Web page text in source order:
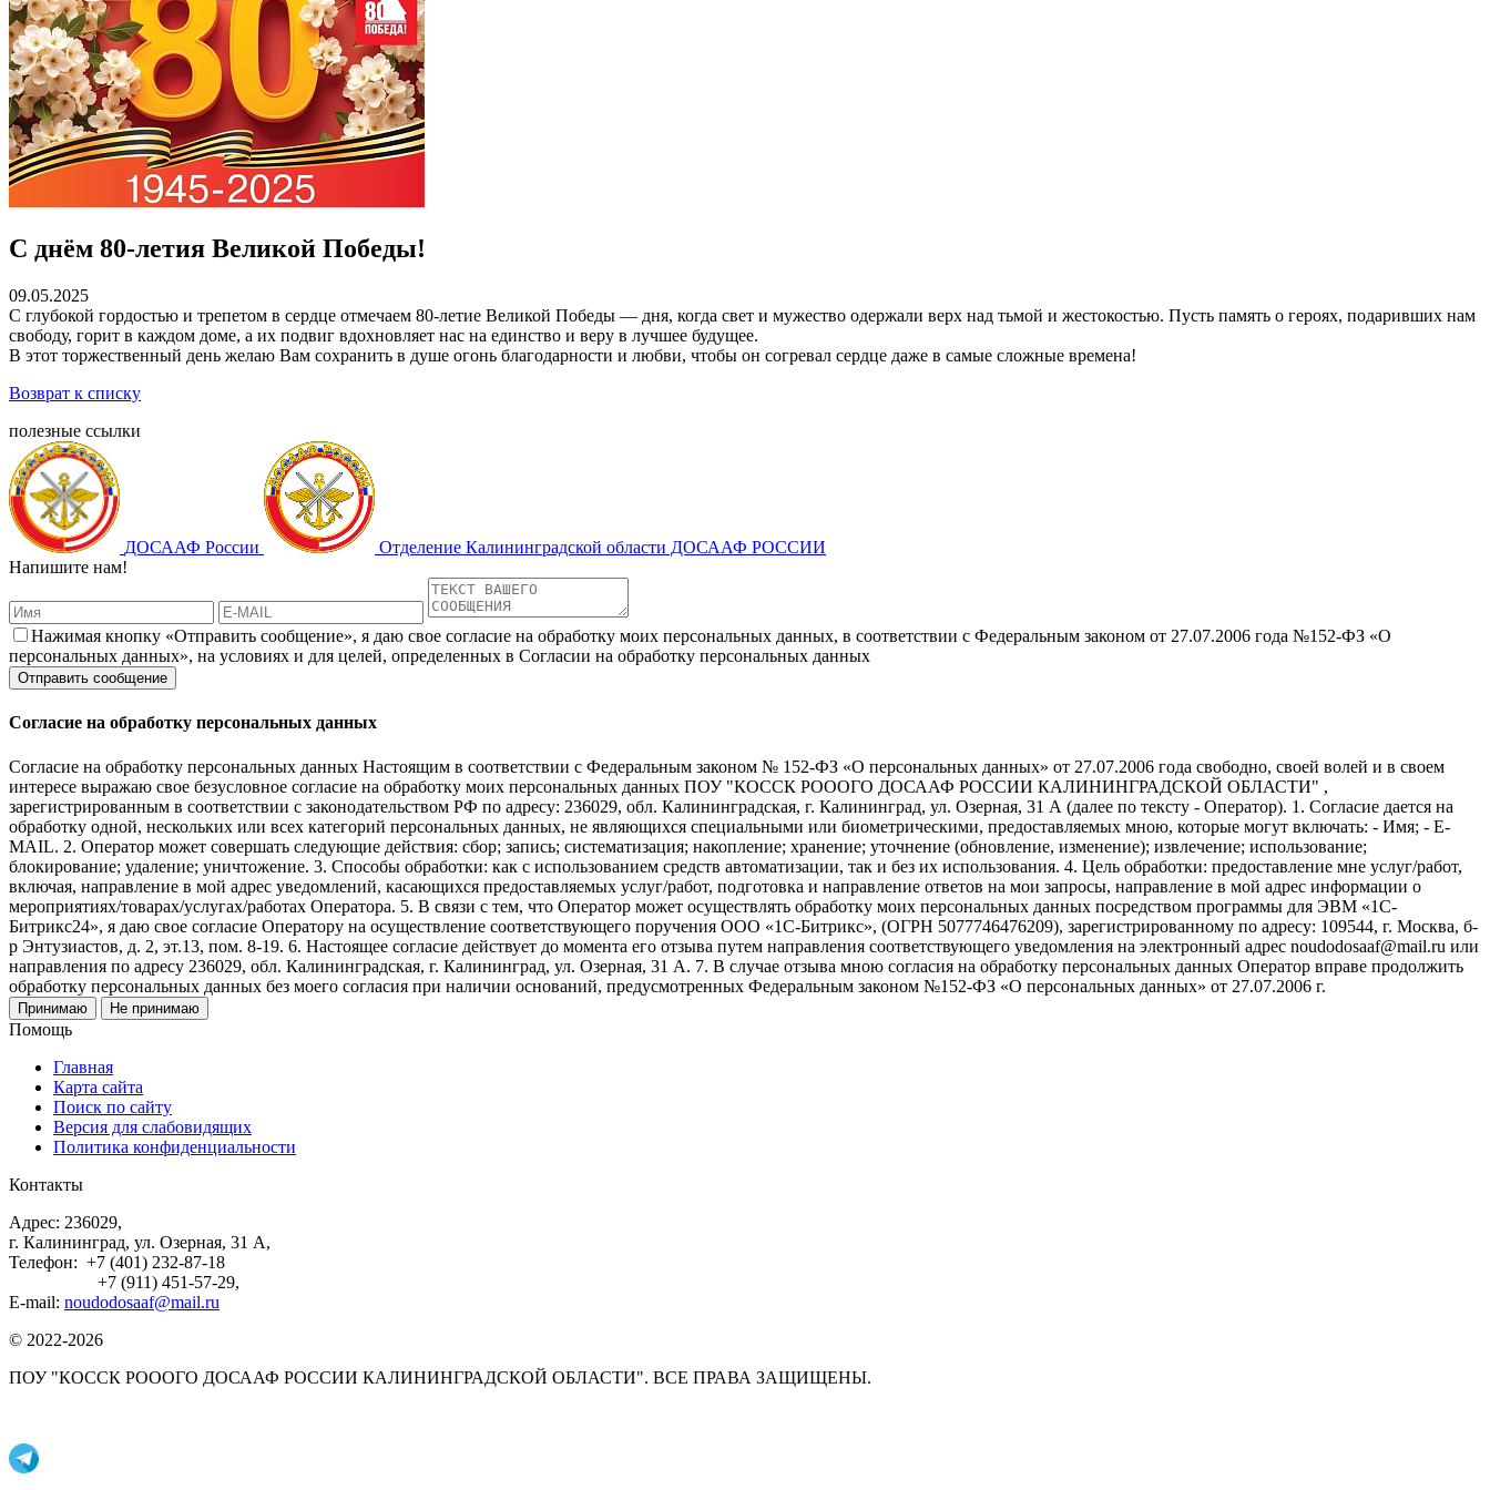
С днём 80-летия Великой Победы!
09.05.2025
С глубокой гордостью и трепетом в сердце отмечаем 80-летие Великой Победы — дня, когда свет и мужество одержали верх над тьмой и жестокостью. Пусть память о героях, подаривших нам
свободу, горит в каждом доме, а их подвиг вдохновляет нас на единство и веру в лучшее будущее.
В этот торжественный день желаю Вам сохранить в душе огонь благодарности и любви, чтобы он согревал сердце даже в самые сложные времена!
Возврат к списку
полезные ссылки
ДОСААФ России
Отделение Калининградской области ДОСААФ РОССИИ
Напишите нам!
Нажимая кнопку «Отправить сообщение», я даю свое согласие на обработку моих персональных данных, в соответствии с Федеральным законом от 27.07.2006 года №152-ФЗ «О
персональных данных», на условиях и для целей, определенных в Согласии на обработку персональных данных
Согласие на обработку персональных данных
Согласие на обработку персональных данных Настоящим в соответствии с Федеральным законом № 152-ФЗ «О персональных данных» от 27.07.2006 года свободно, своей волей и в своем
интересе выражаю свое безусловное согласие на обработку моих персональных данных ПОУ "КОССК РОООГО ДОСААФ РОССИИ КАЛИНИНГРАДСКОЙ ОБЛАСТИ" ,
зарегистрированным в соответствии с законодательством РФ по адресу: 236029, обл. Калининградская, г. Калининград, ул. Озерная, 31 А (далее по тексту - Оператор). 1. Согласие дается на
обработку одной, нескольких или всех категорий персональных данных, не являющихся специальными или биометрическими, предоставляемых мною, которые могут включать: - Имя; - E-
MAIL. 2. Оператор может совершать следующие действия: сбор; запись; систематизация; накопление; хранение; уточнение (обновление, изменение); извлечение; использование;
блокирование; удаление; уничтожение. 3. Способы обработки: как с использованием средств автоматизации, так и без их использования. 4. Цель обработки: предоставление мне услуг/работ,
включая, направление в мой адрес уведомлений, касающихся предоставляемых услуг/работ, подготовка и направление ответов на мои запросы, направление в мой адрес информации о
мероприятиях/товарах/услугах/работах Оператора. 5. В связи с тем, что Оператор может осуществлять обработку моих персональных данных посредством программы для ЭВМ «1С-
Битрикс24», я даю свое согласие Оператору на осуществление соответствующего поручения ООО «1С-Битрикс», (ОГРН 5077746476209), зарегистрированному по адресу: 109544, г. Москва, б-
р Энтузиастов, д. 2, эт.13, пом. 8-19. 6. Настоящее согласие действует до момента его отзыва путем направления соответствующего уведомления на электронный адрес noudodosaaf@mail.ru или
направления по адресу 236029, обл. Калининградская, г. Калининград, ул. Озерная, 31 А. 7. В случае отзыва мною согласия на обработку персональных данных Оператор вправе продолжить
обработку персональных данных без моего согласия при наличии оснований, предусмотренных Федеральным законом №152-ФЗ «О персональных данных» от 27.07.2006 г.
Принимаю Не принимаю
Помощь
Главная
Карта сайта
Поиск по сайту
Версия для слабовидящих
Политика конфиденциальности
Контакты
Адрес: 236029,
г. Калининград, ул. Озерная, 31 А,
Телефон: +7 (401) 232-87-18
+7 (911) 451-57-29,
E-mail: noudodosaaf@mail.ru
© 2022-2026
ПОУ "КОССК РОООГО ДОСААФ РОССИИ КАЛИНИНГРАДСКОЙ ОБЛАСТИ". ВСЕ ПРАВА ЗАЩИЩЕНЫ.